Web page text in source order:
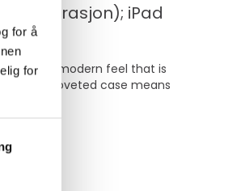
for å
for
generasjon); iPad
and modern feel that is
much-coveted case means